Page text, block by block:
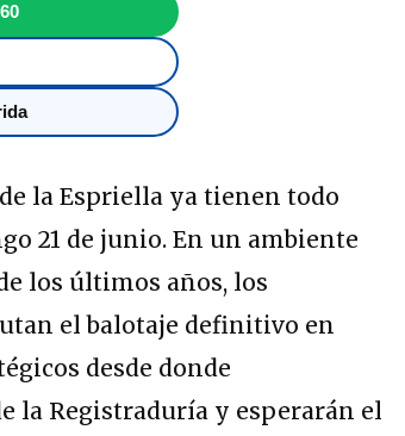
la Espriella ya tienen todo
21 de junio.En un ambiente
los últimos años, los
el balotaje definitivo en
desde donde
la Registraduría y esperarán el